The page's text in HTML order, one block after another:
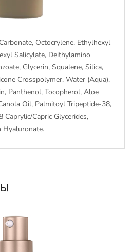
Octocrylene, Ethylhexyl
Salicylate, Deithylamino
Glycerin, Squalene, Silica,
Crosspolymer, Water (Aqua),
Panthenol, Tocopherol, Aloe
Oil, Palmitoyl Tripeptide-38,
Caprylic/Capric Glycerides,
Hyaluronate.